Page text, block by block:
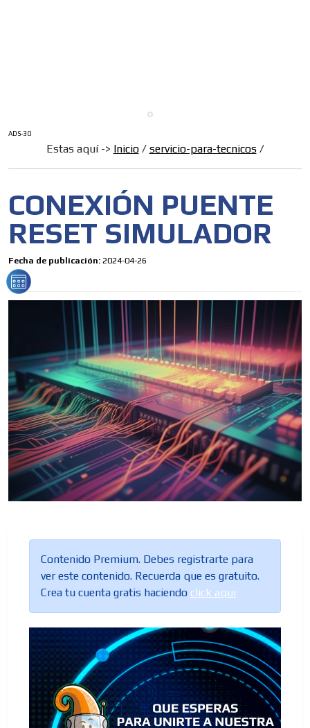
ADS-30
Estas aquí -> Inicio/ servicio-para-tecnicos/
CONEXIÓN PUENTE
RESET SIMULADOR
Fecha de publicación: 2024-04-26
Contenido Premium. Debes registrarte para
ver este contenido. Recuerda que es gratuito.
Crea tu cuenta gratis haciendo click aqui